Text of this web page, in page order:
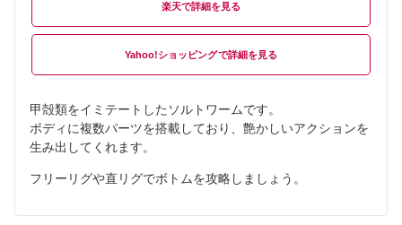
楽天
Yahoo!ショッピング
甲殻類をイミテートしたソルトワームです。
ボディに複数パーツを搭載しており、艶かしいアクションを
生み出してくれます。
フリーリグや直リグでボトムを攻略しましょう。